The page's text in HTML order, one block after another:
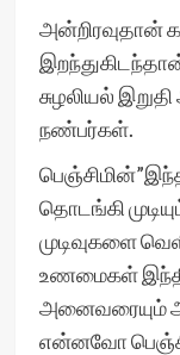
அன்றிரவுதான்
சுழலியல்
நண்பர்கள்.
தொடங்கி
முடிவுகளை
உணமைகள்
அனைவரையும்
என்னவோ